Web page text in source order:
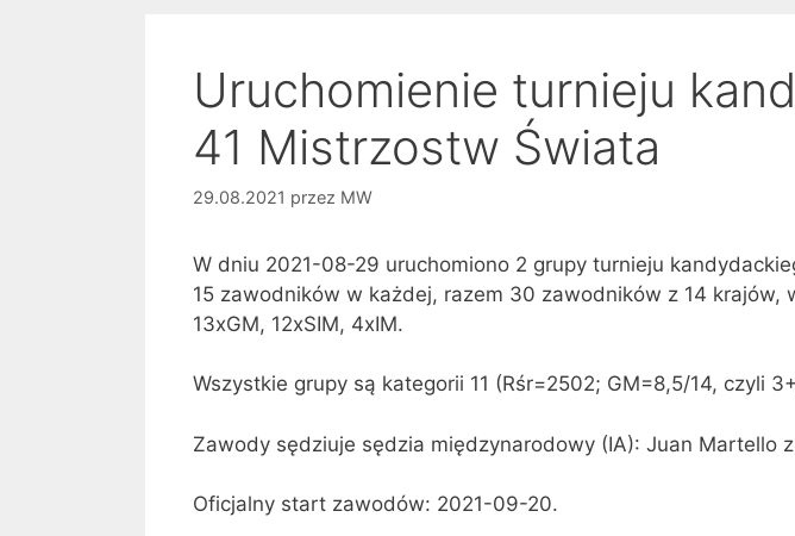
Uruchomienie turnieju
41 Mistrzostw Świata
29.08.2021 przez MW
W dniu 2021-08-29 uruchomiono 2 grupy turnieju
15 zawodników w każdej, razem 30 zawodników z 14 krajów,
13xGM, 12xSIM, 4xIM.
Wszystkie grupy są kategorii 11 (Rśr=2502; GM=8,5/14, czyli
Zawody sędziuje sędzia międzynarodowy (IA): Juan Martello
Oficjalny start zawodów: 2021-09-20.